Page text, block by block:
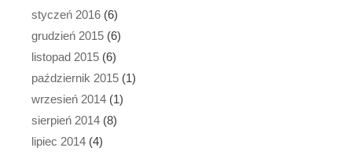
styczeń 2016 (6)
grudzień 2015 (6)
listopad 2015 (6)
październik 2015 (1)
wrzesień 2014 (1)
sierpień 2014 (8)
lipiec 2014 (4)